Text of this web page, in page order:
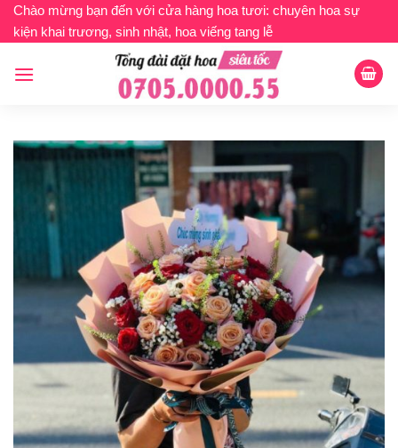
Bỏ
qua
dung
Chào mừng bạn đến với cửa hàng hoa tươi: chuyên hoa sự
kiện khai trương, sinh nhật, hoa viếng tang lễ